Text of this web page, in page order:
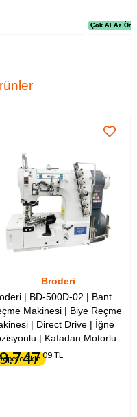
Broderi
| BD-500D-02 | Bant
Makinesi | Biye Reçme
| Direct Drive | İğne
Pozisyonlu | Kafadan Motorlu
09 TL
Ekle